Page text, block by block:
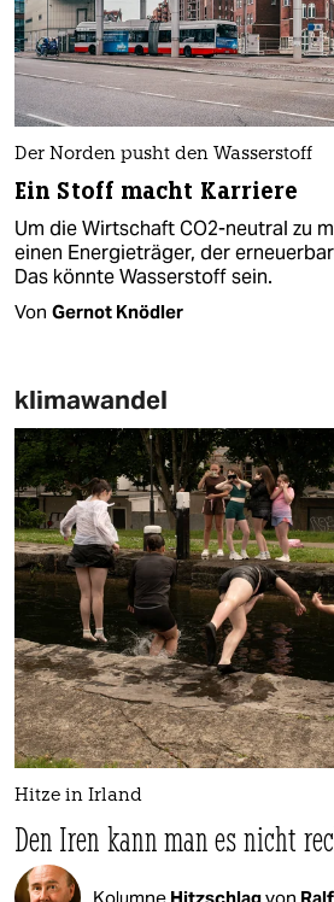
Der Norden pusht den Wasserstoff
Ein Stoff macht Karriere
Um die Wirtschaft CO2-neutral zu
einen Energieträger, der
Das könnte Wasserstoff sein.
Von Gernot Knödler
klimawandel
Hitze in Irland
Den Iren kann man es nicht